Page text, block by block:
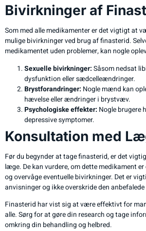
Bivirkninger af
Som med alle medikamenter er det vigtigt at
mulige bivirkninger ved brug af finasterid.
medikamentet uden problemer, kan nogle
Sexuelle bivirkninger:Såsom nedsat
dysfunktion eller sædcelleændringer.
Brystforandringer: Nogle mænd kan
hævelse eller ændringer i brystvæv.
Psychologiske effekter: Nogle brugere
depressive symptomer.
Konsultation med
Før du begynder at tage finasterid, er det
læge. De kan vurdere, om dette medikament
og overvåge eventuelle bivirkninger. Det er
anvisninger og ikke overskride den
Finasterid har vist sig at være effektivt for
alle. Sørg for at gøre din research og tage
omkring din behandling og helbred.